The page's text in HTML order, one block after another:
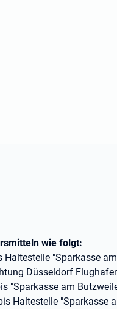
wie folgt:
"Sparkasse
Düsseldorf
"Sparkasse am
Haltestelle "Sparkasse